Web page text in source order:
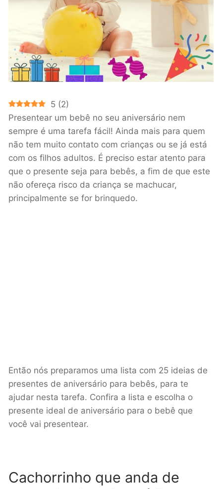
5 (2)
Presentear um bebê no seu aniversário nem
sempre é uma tarefa fácil! Ainda mais para quem
não tem muito contato com crianças ou se já está
com os filhos adultos. É preciso estar atento para
que o presente seja para bebês, a fim de que este
não ofereça risco da criança se machucar,
principalmente se for brinquedo.
Então nós preparamos uma lista com 25 ideias de
presentes de aniversário para bebês, para te
ajudar nesta tarefa. Confira a lista e escolha o
presente ideal de aniversário para o bebê que
você vai presentear.
Cachorrinho que anda de